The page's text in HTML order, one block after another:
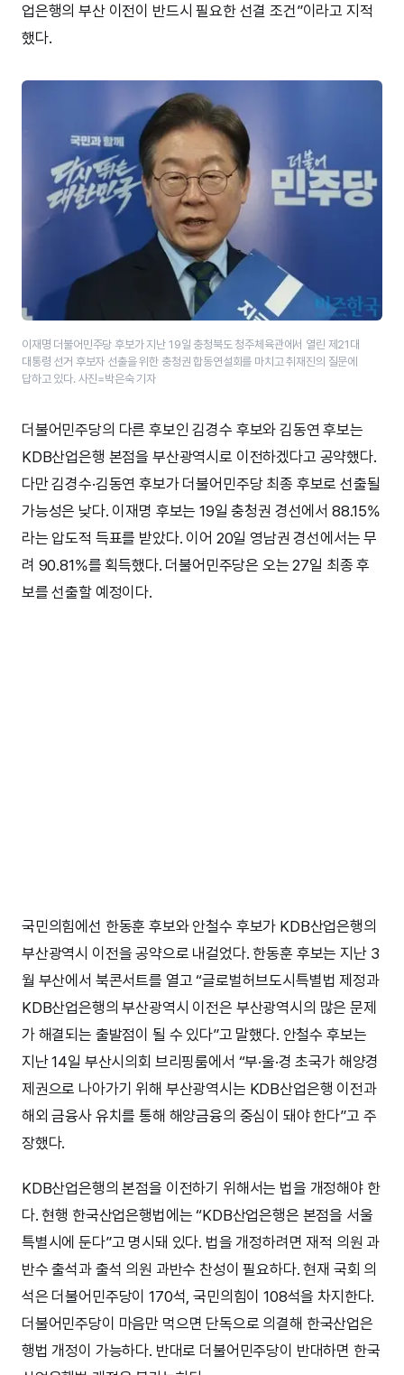
업은행의 부산 이전이 반드시 필요한 선결 조건”이라고 지적
했다.
이재명 더불어민주당 후보가 지난 19일 충청북도 청주체육관에서 열린 제21대
대통령 선거 후보자 선출을 위한 충청권 합동연설회를 마치고 취재진의 질문에
답하고 있다. 사진=박은숙 기자
더불어민주당의 다른 후보인 김경수 후보와 김동연 후보는
KDB산업은행 본점을 부산광역시로 이전하겠다고 공약했다.
다만 김경수·김동연 후보가 더불어민주당 최종 후보로 선출될
가능성은 낮다. 이재명 후보는 19일 충청권 경선에서 88.15%
라는 압도적 득표를 받았다. 이어 20일 영남권 경선에서는 무
려 90.81%를 획득했다. 더불어민주당은 오는 27일 최종 후
보를 선출할 예정이다.
국민의힘에선 한동훈 후보와 안철수 후보가 KDB산업은행의
부산광역시 이전을 공약으로 내걸었다. 한동훈 후보는 지난 3
월 부산에서 북콘서트를 열고 “글로벌허브도시특별법 제정과
KDB산업은행의 부산광역시 이전은 부산광역시의 많은 문제
가 해결되는 출발점이 될 수 있다”고 말했다. 안철수 후보는
지난 14일 부산시의회 브리핑룸에서 “부·울·경 초국가 해양경
제권으로 나아가기 위해 부산광역시는 KDB산업은행 이전과
해외 금융사 유치를 통해 해양금융의 중심이 돼야 한다”고 주
장했다.
KDB산업은행의 본점을 이전하기 위해서는 법을 개정해야 한
다. 현행 한국산업은행법에는 “KDB산업은행은 본점을 서울
특별시에 둔다”고 명시돼 있다. 법을 개정하려면 재적 의원 과
반수 출석과 출석 의원 과반수 찬성이 필요하다. 현재 국회 의
석은 더불어민주당이 170석, 국민의힘이 108석을 차지한다.
더불어민주당이 마음만 먹으면 단독으로 의결해 한국산업은
행법 개정이 가능하다. 반대로 더불어민주당이 반대하면 한국